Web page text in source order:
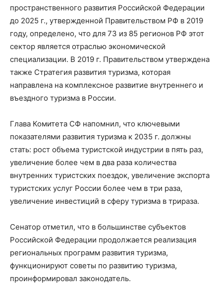
пространственного развития Российской Федерации
до 2025 г., утвержденной Правительством РФ в 2019
году, определено, что для 73 из 85 регионов РФ этот
сектор является отраслью экономической
специализации. В 2019 г. Правительством утверждена
также Стратегия развития туризма, которая
направлена на комплексное развитие внутреннего и
въездного туризма в России.
Глава Комитета СФ напомнил, что ключевыми
показателями развития туризма к 2035 г. должны
стать: рост объема туристской индустрии в пять раз,
увеличение более чем в два раза количества
внутренних туристских поездок, увеличение экспорта
туристских услуг России более чем в три раза,
увеличение инвестиций в сферу туризма в трираза.
Сенатор отметил, что в большинстве субъектов
Российской Федерации продолжается реализация
региональных программ развития туризма,
функционируют советы по развитию туризма,
проинформировал законодатель.